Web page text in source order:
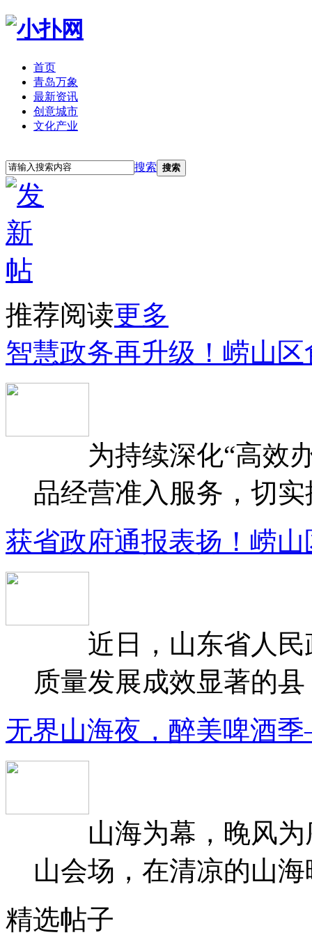
首页
青岛万象
最新资讯
创意城市
文化产业
搜索 搜索
推荐阅读更多
智慧政务再升级！崂山
为持续深化“高效办
品经营准入服务，切
获省政府通报表扬！崂
近日，山东省人民
质量发展成效显著的
无界山海夜，醉美啤酒
山海为幕，晚风为
山会场，在清凉的山
精选帖子